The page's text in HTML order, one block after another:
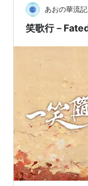
あおの華流記
笑歌行－